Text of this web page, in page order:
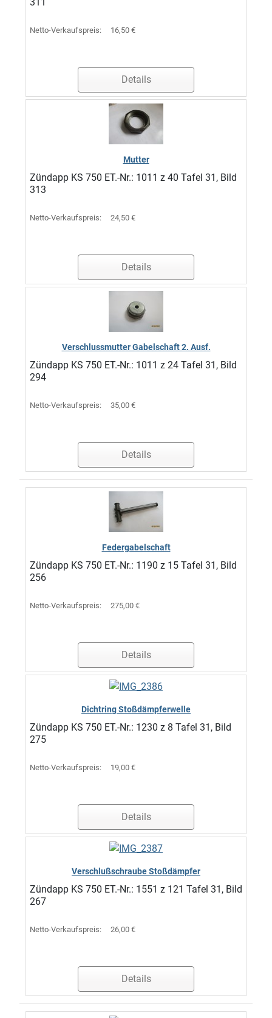
Netto-Verkaufspreis: 16,50 €
Details
Mutter
Zündapp KS 750 ET.-Nr.: 1011 z 40 Tafel 31, Bild
313
Netto-Verkaufspreis: 24,50 €
Details
Verschlussmutter Gabelschaft 2. Ausf.
Zündapp KS 750 ET.-Nr.: 1011 z 24 Tafel 31, Bild
294
Netto-Verkaufspreis: 35,00 €
Details
Federgabelschaft
Zündapp KS 750 ET.-Nr.: 1190 z 15 Tafel 31, Bild
256
Netto-Verkaufspreis: 275,00 €
Details
Dichtring Stoßdämpferwelle
Zündapp KS 750 ET.-Nr.: 1230 z 8 Tafel 31, Bild
275
Netto-Verkaufspreis: 19,00 €
Details
Verschlußschraube Stoßdämpfer
Zündapp KS 750 ET.-Nr.: 1551 z 121 Tafel 31, Bild
267
Netto-Verkaufspreis: 26,00 €
Details